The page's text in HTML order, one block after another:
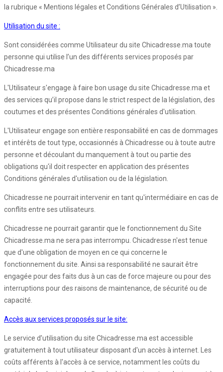
la rubrique « Mentions légales et Conditions Générales d’Utilisation ».
Utilisation du site :
Sont considérées comme Utilisateur du site Chicadresse.ma toute
personne qui utilise l’un des différents services proposés par
Chicadresse.ma
L'Utilisateur s'engage à faire bon usage du site Chicadresse.ma et
des services qu’il propose dans le strict respect de la législation, des
coutumes et des présentes Conditions générales d'utilisation.
L'Utilisateur engage son entière responsabilité en cas de dommages
et intérêts de tout type, occasionnés à Chicadresse ou à toute autre
personne et découlant du manquement à tout ou partie des
obligations qu'il doit respecter en application des présentes
Conditions générales d'utilisation ou de la législation.
Chicadresse ne pourrait intervenir en tant qu'intermédiaire en cas de
conflits entre ses utilisateurs.
Chicadresse ne pourrait garantir que le fonctionnement du Site
Chicadresse.ma ne sera pas interrompu. Chicadresse n'est tenue
que d'une obligation de moyen en ce qui concerne le
fonctionnement du site. Ainsi sa responsabilité ne saurait être
engagée pour des faits dus à un cas de force majeure ou pour des
interruptions pour des raisons de maintenance, de sécurité ou de
capacité.
Accès aux services proposés sur le site:
Le service d’utilisation du site Chicadresse.ma est accessible
gratuitement à tout utilisateur disposant d'un accès à internet. Les
coûts afférents à l'accès à ce service, notamment les coûts du